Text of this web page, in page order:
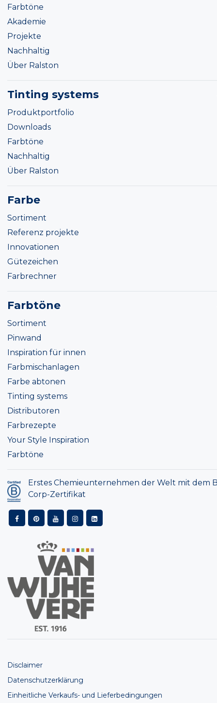
Farbtöne
Akademie
Projekte
Nachhaltig
Über Ralston
Tinting systems
Produktportfolio
Downloads
Farbtöne
Nachhaltig
Über Ralston
Farbe
Sortiment
Referenz projekte
Innovationen
Gütezeichen
Farbrechner
Farbtöne
Sortiment
Pinwand
Inspiration für innen
Farbmischanlagen
Farbe abtonen
Tinting systems
Distributoren
Farbrezepte
Your Style Inspiration
Farbtöne
Erstes Chemieunternehmen der Welt mit dem
Corp-Zertifikat
Disclaimer
Datenschutzerklärung
Einheitliche Verkaufs- und Lieferbedingungen